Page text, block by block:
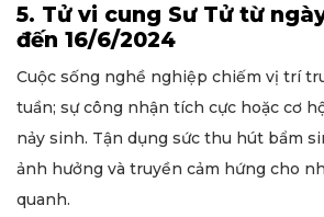
5. Tử vi cung Sư Tử từ
đến 16/6/2024
Cuộc sống nghề nghiệp chiếm vị trí
tuần; sự công nhận tích cực hoặc cơ
nảy sinh. Tận dụng sức thu hút bẩm
ảnh hưởng và truyền cảm hứng cho
quanh.